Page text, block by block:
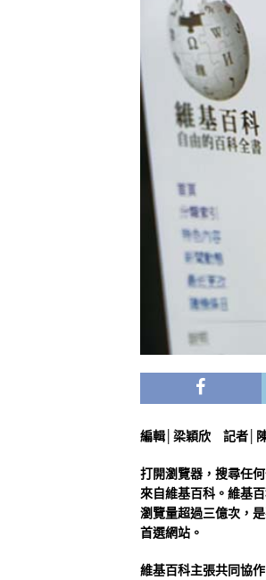
編輯│梁穎欣 記者│
打開瀏覽器，搜尋任
來自維基百科。維基
瀏覽量超過三億次，
首選網站。
維基百科主張共同協